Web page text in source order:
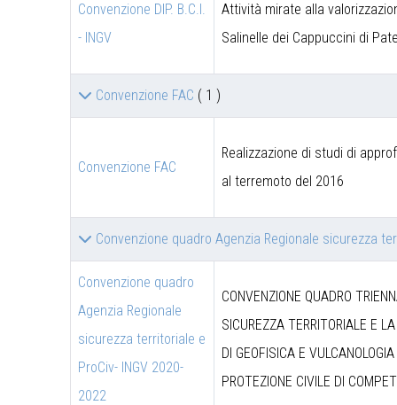
Convenzione DIP. B.C.I.
- INGV
Attività mirate alla
Salinelle dei Cappuccini di
Convenzione FAC ( 1 )
Convenzione FAC
Realizzazione di studi di
al terremoto del 2016
Convenzione quadro Agenzia Regionale sicurezza
Convenzione quadro
Agenzia Regionale
sicurezza territoriale e
ProCiv- INGV 2020-
2022
CONVENZIONE QUADRO
SICUREZZA TERRITORIALE E
DI GEOFISICA E
PROTEZIONE CIVILE DI